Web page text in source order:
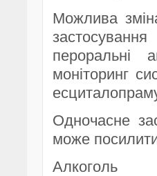
Можлива
пероральні
моніторинг
Одночасне
може посилити
Алкоголь